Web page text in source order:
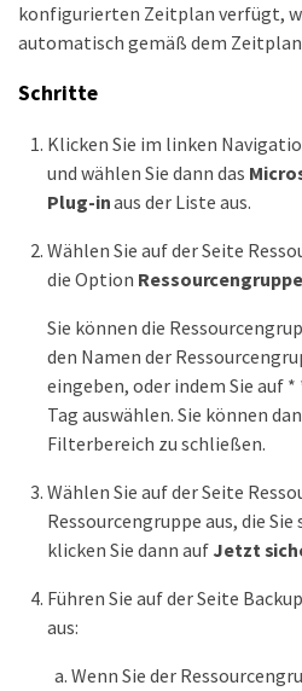
konfigurierten Zeitplan verfügt,
automatisch gemäß dem
Schritte
Klicken Sie im linken
und wählen Sie dann das
Plug-inaus der Liste aus.
Wählen Sie auf der Seite
die Option Ressourcengruppe
Sie können die
den Namen der
eingeben, oder indem Sie auf
Tag auswählen. Sie können
Filterbereich zu schließen.
Wählen Sie auf der Seite
Ressourcengruppe aus, die
klicken Sie dann auf Jetzt
Führen Sie auf der Seite
aus:
Wenn Sie der